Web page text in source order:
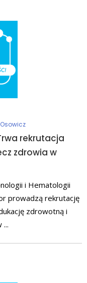
rekrutacja
zdrowia w
i Hematologii
prowadzą rekrutację
zdrowotną i